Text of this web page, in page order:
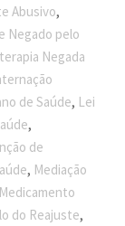
Abusivo,
Negado pelo
Negada
de Saúde, Lei
,
de
, Mediação
Medicamento
do Reajuste,